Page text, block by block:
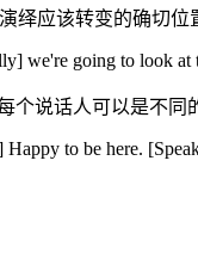
该转变的确切位
we're going to look
个说话人可以是不
to be here.